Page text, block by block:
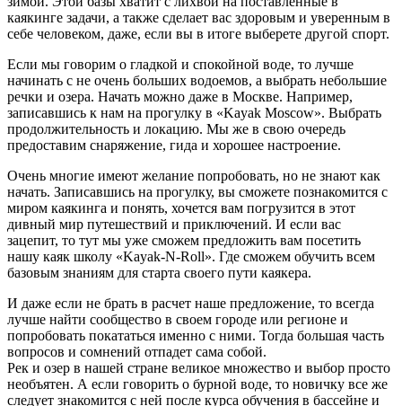
каякинге задачи, а также сделает вас здоровым и уверенным в
себе человеком, даже, если вы в итоге выберете другой спорт.
Если мы говорим о гладкой и спокойной воде, то лучше
начинать с не очень больших водоемов, а выбрать небольшие
речки и озера. Начать можно даже в Москве. Например,
записавшись к нам на прогулку в «Kayak Moscow». Выбрать
продолжительность и локацию. Мы же в свою очередь
предоставим снаряжение, гида и хорошее настроение.
Очень многие имеют желание попробовать, но не знают как
начать. Записавшись на прогулку, вы сможете познакомится с
миром каякинга и понять, хочется вам погрузится в этот
дивный мир путешествий и приключений. И если вас
зацепит, то тут мы уже сможем предложить вам посетить
нашу каяк школу «Kayak-N-Roll». Где сможем обучить всем
базовым знаниям для старта своего пути каякера.
И даже если не брать в расчет наше предложение, то всегда
лучше найти сообщество в своем городе или регионе и
попробовать покататься именно с ними. Тогда большая часть
вопросов и сомнений отпадет сама собой.
Рек и озер в нашей стране великое множество и выбор просто
необъятен. А если говорить о бурной воде, то новичку все же
следует знакомится с ней после курса обучения в бассейне и